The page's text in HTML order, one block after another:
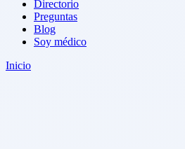
Directorio
Preguntas
Blog
Soy médico
Inicio